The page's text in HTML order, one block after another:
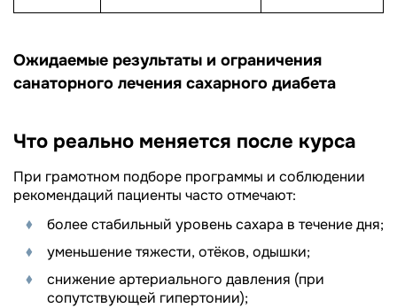
Ожидаемые результаты и ограничения
санаторного лечения сахарного диабета
Что реально меняется после курса
При грамотном подборе программы и соблюдении
рекомендаций пациенты часто отмечают:
более стабильный уровень сахара в течение дня;
уменьшение тяжести, отёков, одышки;
снижение артериального давления (при
сопутствующей гипертонии);